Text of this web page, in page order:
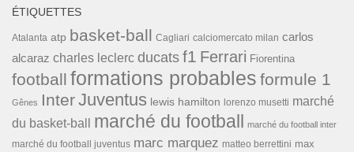
ÉTIQUETTES
Atalanta atp basket-ball Cagliari calciomercato milan carlos
alcaraz charles leclerc ducats f1 Ferrari Fiorentina
football formations probables formule 1
Gênes InterJuventus lewis hamilton lorenzo musetti marché
du basket-ball
marché du football marché du football inter
marché du football juventus marc marquez matteo berrettini max